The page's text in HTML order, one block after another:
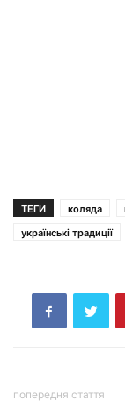
ТЕГИ коляда
українські традиції
попередня стаття